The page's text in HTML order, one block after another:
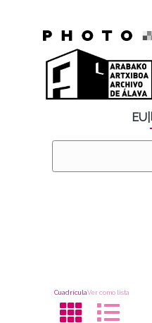
EU
CuadrículaVer como lista